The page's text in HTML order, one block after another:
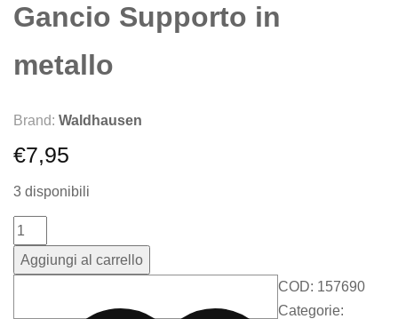
Gancio Supporto in
metallo
Brand: Waldhausen
€7,95
3 disponibili
Aggiungi al carrello
COD: 157690
Categorie: